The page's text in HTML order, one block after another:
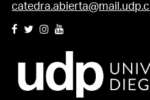
catedra.abierta@mail.udp.cl